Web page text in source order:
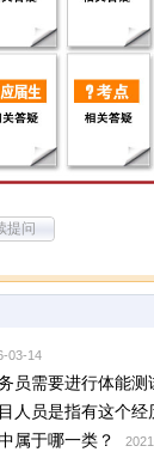
提问
03-14
员需要进行体能
人员是指有这个
属于哪一类？